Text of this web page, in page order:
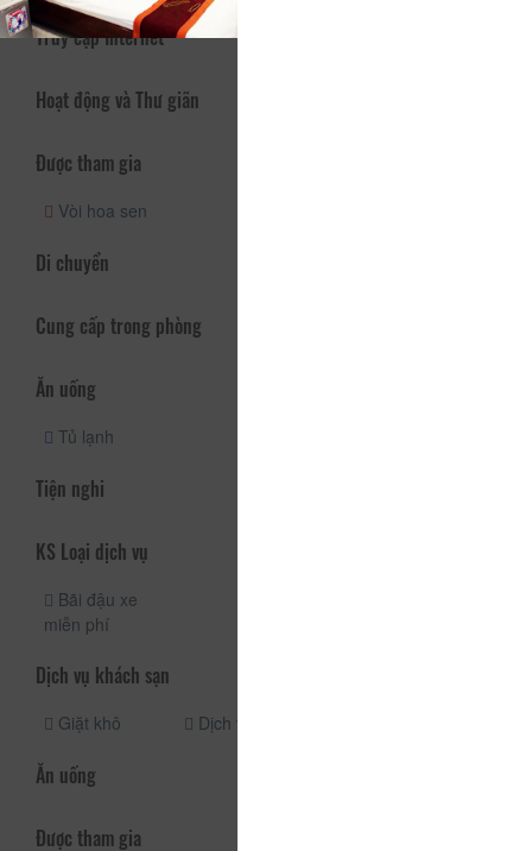
Truy cập Internet
Hoạt động và Thư giãn
Được tham gia
Vòi hoa sen
Di chuyển
Cung cấp trong phòng
Ăn uống
Tủ lạnh
Tiện nghi
KS Loại dịch vụ
Bãi đậu xe
miễn phí
Dịch vụ khách sạn
Giặt khô Dịch vụ giặt ủi
Ăn uống
Được tham gia